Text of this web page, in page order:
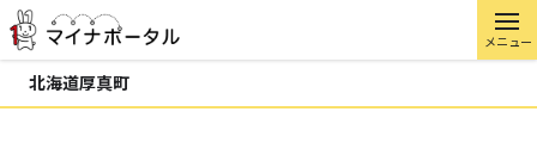
メニュー
北海道厚真町